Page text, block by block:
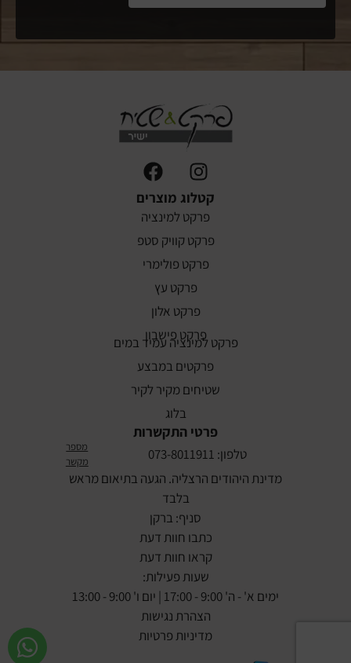
קטלוג מוצרים
פרקט למינציה
פרקט קוויק סטפ
פרקט פולימרי
פרקט עץ
פרקט אלון
פרקט פישבון
פרקט למינציה עמיד במים
פרקטים במבצע
שטיחים מקיר לקיר
בלוג
פרטי התקשרות
טלפון: 073-8011911
מספר
מקשר
מדינת היהודים הרצליה. הגעה בתיאום מראש
בלבד
סניף: ברקן
כתבו חוות דעת
קראו חוות דעת
שעות פעילות:
ימים א' - ה' 9:00 - 17:00 | יום ו' 9:00 - 13:00
הצהרת נגישות
מדיניות פרטיות